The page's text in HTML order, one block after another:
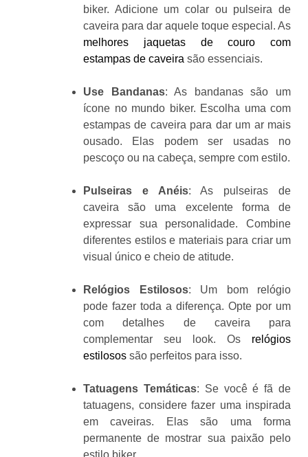
biker. Adicione um colar ou pulseira de
caveira para dar aquele toque especial. As
melhores jaquetas de couro com
estampas de caveira são essenciais.
Use Bandanas: As bandanas são um
ícone no mundo biker. Escolha uma com
estampas de caveira para dar um ar mais
ousado. Elas podem ser usadas no
pescoço ou na cabeça, sempre com estilo.
Pulseiras e Anéis: As pulseiras de
caveira são uma excelente forma de
expressar sua personalidade. Combine
diferentes estilos e materiais para criar um
visual único e cheio de atitude.
Relógios Estilosos: Um bom relógio
pode fazer toda a diferença. Opte por um
com detalhes de caveira para
complementar seu look. Os relógios
estilosos são perfeitos para isso.
Tatuagens Temáticas: Se você é fã de
tatuagens, considere fazer uma inspirada
em caveiras. Elas são uma forma
permanente de mostrar sua paixão pelo